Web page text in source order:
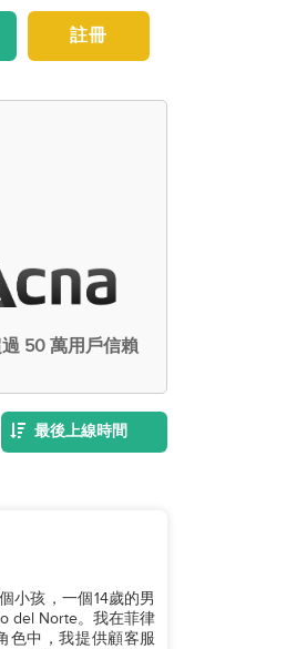
註冊
50 萬用戶信賴
最後上線時間
小孩，一個14歲的男
del Norte。我在菲律
色中，我提供顧客服